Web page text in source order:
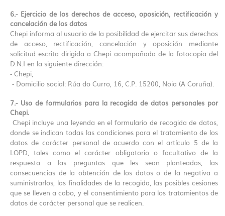
6.- Ejercicio de los derechos de acceso, oposición, rectificación y
cancelación de los datos
Chepi informa al usuario de la posibilidad de ejercitar sus derechos
de acceso, rectificación, cancelación y oposición mediante
solicitud escrita dirigida a Chepi acompañada de la fotocopia del
D.N.I en la siguiente dirección:
- Chepi,
- Domicilio social: Rúa do Curro, 16, C.P. 15200, Noia (A Coruña).
7.- Uso de formularios para la recogida de datos personales por
Chepi.
Chepi incluye una leyenda en el formulario de recogida de datos,
donde se indican todas las condiciones para el tratamiento de los
datos de carácter personal de acuerdo con el artículo 5 de la
LOPD, tales como el carácter obligatorio o facultativo de la
respuesta a las preguntas que les sean planteadas, las
consecuencias de la obtención de los datos o de la negativa a
suministrarlos, las finalidades de la recogida, las posibles cesiones
que se lleven a cabo, y el consentimiento para los tratamientos de
datos de carácter personal que se realicen.